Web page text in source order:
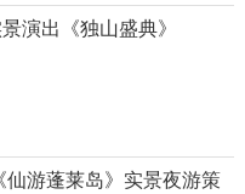
演出《独山盛典》
仙游蓬莱岛》实景夜游策